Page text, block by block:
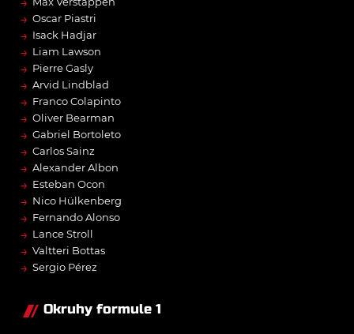
→ Oscar Piastri
→ Isack Hadjar
→ Liam Lawson
→ Pierre Gasly
→ Arvid Lindblad
→ Franco Colapinto
→ Oliver Bearman
→ Gabriel Bortoleto
→ Carlos Sainz
→ Alexander Albon
→ Esteban Ocon
→ Nico Hülkenberg
→ Fernando Alonso
→ Lance Stroll
→ Valtteri Bottas
→ Sergio Pérez
Okruhy formule 1